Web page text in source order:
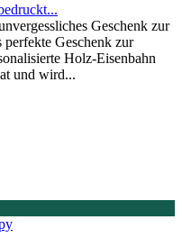
Geschenk zur
perfekte Geschenk zur
Holz-Eisenbahn
und wird...